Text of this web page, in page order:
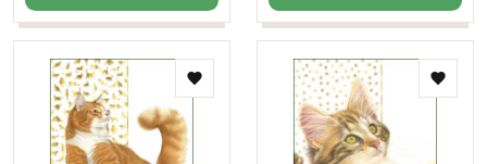
Toevoegen